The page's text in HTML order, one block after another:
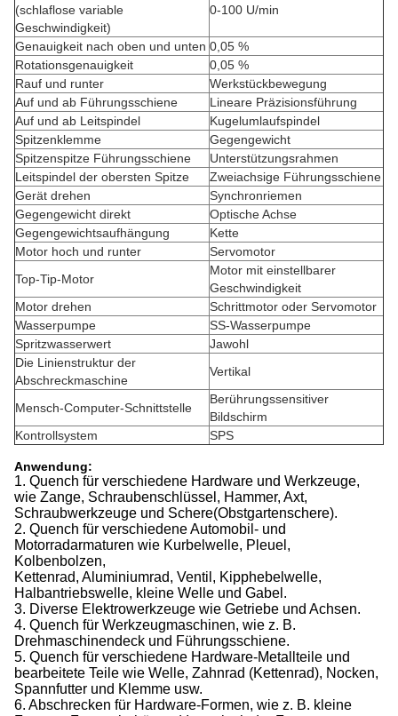
(schlaflose variable
Geschwindigkeit)
0-100 U/min
Genauigkeit nach oben und unten 0,05 %
Rotationsgenauigkeit
0,05 %
Rauf und runter
Werkstückbewegung
Auf und ab Führungsschiene
Lineare Präzisionsführung
Auf und ab Leitspindel
Kugelumlaufspindel
Spitzenklemme
Gegengewicht
Spitzenspitze Führungsschiene
Unterstützungsrahmen
Leitspindel der obersten Spitze
Zweiachsige Führungsschiene
Gerät drehen
Synchronriemen
Gegengewicht direkt
Optische Achse
Gegengewichtsaufhängung
Kette
Motor hoch und runter
Servomotor
Top-Tip-Motor
Motor mit einstellbarer
Geschwindigkeit
Motor drehen
Schrittmotor oder Servomotor
Wasserpumpe
SS-Wasserpumpe
Spritzwasserwert
Jawohl
Die Linienstruktur der
Abschreckmaschine
Vertikal
Mensch-Computer-Schnittstelle
Berührungssensitiver
Bildschirm
Kontrollsystem
SPS
Anwendung:
1. Quench für verschiedene Hardware und Werkzeuge,
wie Zange, Schraubenschlüssel, Hammer, Axt,
Schraubwerkzeuge und Schere(Obstgartenschere).
2. Quench für verschiedene Automobil- und
Motorradarmaturen wie Kurbelwelle, Pleuel,
Kolbenbolzen,
Kettenrad, Aluminiumrad, Ventil, Kipphebelwelle,
Halbantriebswelle, kleine Welle und Gabel.
3. Diverse Elektrowerkzeuge wie Getriebe und Achsen.
4. Quench für Werkzeugmaschinen, wie z. B.
Drehmaschinendeck und Führungsschiene.
5. Quench für verschiedene Hardware-Metallteile und
bearbeitete Teile wie Welle, Zahnrad (Kettenrad), Nocken,
Spannfutter und Klemme usw.
6. Abschrecken für Hardware-Formen, wie z. B. kleine